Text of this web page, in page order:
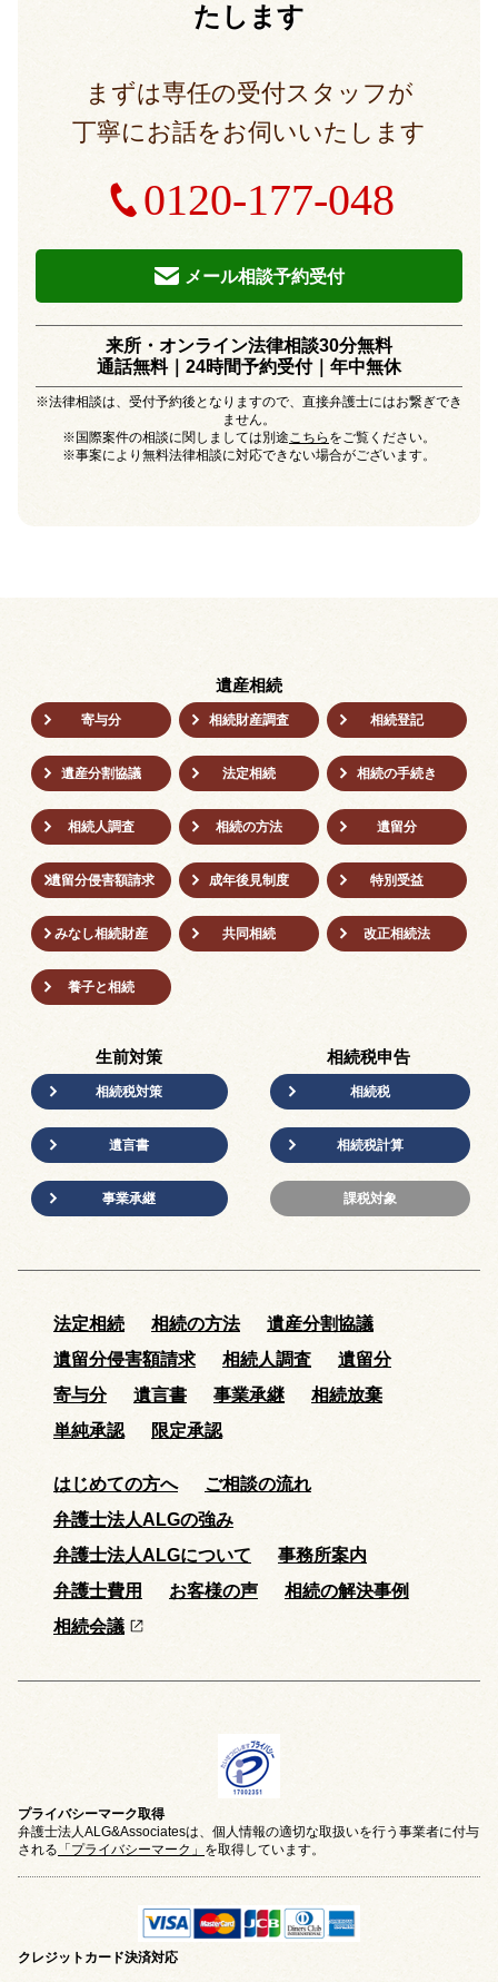
たします
まずは専任の受付スタッフが
丁寧にお話をお伺いいたします
0120-177-048
メール相談予約受付
来所・オンライン法律相談30分無料
通話無料｜24時間予約受付｜年中無休
※法律相談は、受付予約後となりますので、直接弁護士にはお繋ぎでき
ません。
※国際案件の相談に関しましては別途こちら をご覧ください。
※事案により無料法律相談に対応できない場合がございます。
遺産相続
寄与分 相続財産調査 相続登記
遺産分割協議 法定相続 相続の⼿続き
相続人調査 相続の方法 遺留分
遺留分侵害額請求 成年後⾒制度 特別受益
みなし相続財産 共同相続 改正相続法
養子と相続
生前対策
相続税対策
遺言書
事業承継
相続税申告
相続税
相続税計算
課税対象
法定相続 相続の方法
遺産分割協議
遺留分侵害額請求
相続人調査
遺留分
寄与分
遺言書 事業承継
相続放棄
単純承認
限定承認
はじめての方へ
ご相談の流れ
弁護士法人ALGの強み
弁護士法人ALGについて
事務所案内
弁護士費用
お客様の声
相続の解決事例
相続会議
プライバシーマーク取得
弁護士法人ALG&Associatesは、個人情報の適切な取扱いを行う事業者に付与
される 「プライバシーマーク」 を取得しています。
クレジットカード決済対応